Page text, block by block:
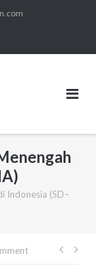
Indonesia (SD–
Post